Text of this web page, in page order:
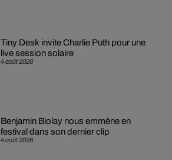
4 août 2026
Tiny Desk invite Charlie Puth pour une
live session solaire
4 août 2026
Benjamin Biolay nous emmène en
festival dans son dernier clip